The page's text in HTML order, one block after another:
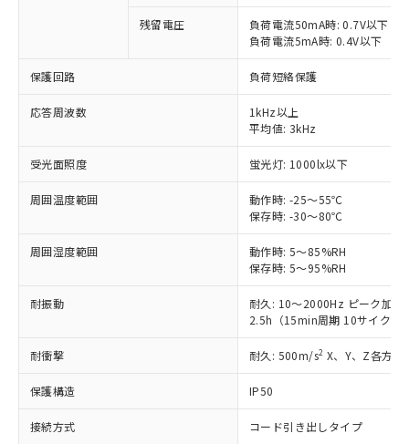
残留電圧
負荷電流50mA時: 0.7V以下
負荷電流5mA時: 0.4V以下
保護回路 負荷短絡保護
応答周波数
1kHz以上
平均値: 3kHz
受光面照度 蛍光灯: 1000lx以下
周囲温度範囲
動作時: -25～55℃
保存時: -30～80℃
周囲湿度範囲
動作時: 5～85%RH
保存時: 5～95%RH
耐振動
耐久: 10～2000Hz ピーク加
2.5h（15min周期 10サイクル
耐衝撃 耐久: 500m/s2 X、Y、Z各方向
保護構造 IP50
接続方式 コード引き出しタイプ
ご利用条件
以下の条件をお読みいただき、同意のうえ
本サービスは、当社制御機器事業取扱
商品の当社在庫状況および標準価格
(税抜)を提供させていただくもので
当社制御機器事業取扱商品の中には、
本サービスの対象外となる商品もある
ことをご了承ください。
在庫状況および標準価格照会結果は、
記載している更新日時点での社内デー
タに基づき作成されるものであり、閲
覧された時点での実際の在庫および標
準価格とは異なる場合があることをご
様のお取引先、またはお客様担当のオ
ムロン制御機器販売店・当社販売員に
対応予定：EU RoHS指令（10物質）の非含
有に対応した製品に切り替える予定のある
対応予定なし：EU RoHS指令（10物質）の
非含有に非対応の商品で、対応品を出す予
定はありません。
調査・確認中：EU RoHS指令（10物質）の
非含有の対応状況を調査中または確認中の
商品です。
非該当品：ライセンス料など無形物で、有
害物質有無と関係のない商品です。
仕入先様の事情により、非含有部品として
いたものが、含有品と判明した場合などや
むを得ず変更することがあります。
鉛(Pb) 1000ppm以下、 水銀(Hg) 1000ppm以下、 カド
六価クロム(Cr(Ⅵ)) 1000ppm以下、ポリ臭化ビフェニル
類(PBB) 1000ppm以下、ポリ臭化ジフェニルエーテル類
(PBDE) 1000ppm以下、フタル酸ビス(2-エチルヘキシ
ル) (DEHP)(別名：DOP) 1000ppm以下、フタル酸ブチ
ルベンジル（BBP） 1000ppm以下、フタル酸ジブチル
（DBP） 1000ppm以下、フタル酸ジイソブチル
(DIBP) 1000ppm以下
但し、RoHS指令で産業用監視および制御機器に対する
「○」：最大均質材料含有率が中国RoHSの
基準値以下であることを示します。
「×」：最大均質材料含有率が中国RoHSの
基準値を超えていることを示します。
「－」：未確認です。当社販売部門へお問
*中国RoHS10物質の基準値 (GB/T26572)：
Pb(鉛) :1000ppm、 Hg(水銀) : 1000ppm、 Cd(カドミウ
Cr(Ⅵ)(六価クロム) : 1000ppm、 PBBs(ポリ臭化ビフェ
DBP(フタル酸ジブチル) : 1000ppm、 DIBP(フタル酸ジ
イソブチル) : 1000ppm、 BBP(フタル酸ブチルベンジ
ル) : 1000ppm、
DEHP(フタル酸ビス(2-エチルヘキシル)) : 1000ppm
当社は、これら貴社製品のうち、外国
為替および外国貿易法に定める商品
（以下｢規制貨物等」という）を輸出
または国外への提供する場合は、日本
国政府の輸出許可(または役務取引許
可)を取得するなどの必要な手続きを
当社は規制貨物を破棄する場合は、完
全に破砕するなど、違法に輸出されな
いよう必要な手段を講じます。
当社は貴社製品を、核兵器、ミサイ
一定数以上の在庫あり
一定数には満たないが在庫あり